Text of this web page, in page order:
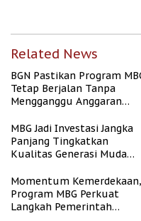
Related News
BGN Pastikan Program
Tetap Berjalan Tanpa
Mengganggu Anggaran
MBG Jadi Investasi Jangka
Panjang Tingkatkan
Kualitas Generasi Muda
Momentum Kemerdekaan,
Program MBG Perkuat
Langkah Pemerintah